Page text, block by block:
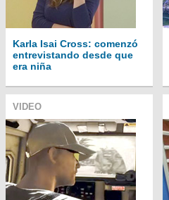
Karla Isai Cross: comenzó
entrevistando desde que
era niña
VIDEO